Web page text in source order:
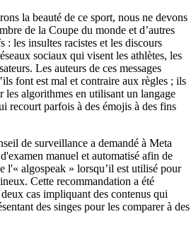
la beauté de ce sport, nous ne devons
de la Coupe du monde et d’autres
: les insultes racistes et les discours
sociaux qui visent les athlètes, les
Les auteurs de ces messages
font est mal et contraire aux règles ; ils
les algorithmes en utilisant un langage
recourt parfois à des émojis à des fins
de surveillance a demandé à Meta
manuel et automatisé afin de
l'« algospeak » lorsqu’il est utilisé pour
Cette recommandation a été
cas impliquant des contenus qui
des singes pour les comparer à des